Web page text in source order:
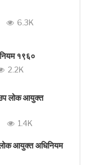
6.3K
१९६०
2.2K
लोक आयुक्त
1.4K
आयुक्त अधिनियम